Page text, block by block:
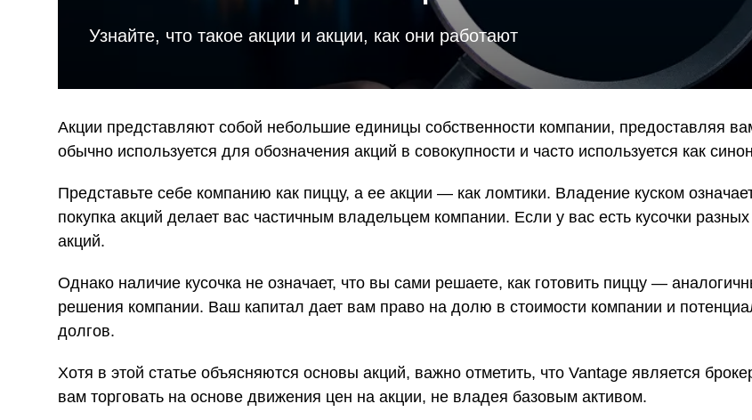
и снятия средств с вашего счета
Торгуйте
Apple, Tesla и
Акции
Торгуйте
Commonwealth
Heineken, LVMH
Акции
AstraZeneca,
TradingView
Торгуйте с умом на ведущей мировой
платформе для построения графиков
Копитрейдинг ПОПУЛЯРНОЕ
Копируйте, торгуйте и зарабатывайте в
Демо торговля
Практикуйтесь в торговле и тестируйте
стратегий с помощью виртуальных
Безопасный внешний сервер для
Оставайтесь в курсе
новостей о продуктах
Узнайте, что такое акции и акции, как они работают
Акции представляют собой небольшие единицы собственности компании, предоставляя
обычно используется для обозначения акций в совокупности и часто используется как
Представьте себе компанию как пиццу, а ее акции — как ломтики. Владение куском
покупка акций делает вас частичным владельцем компании. Если у вас есть кусочки
акций.
Однако наличие кусочка не означает, что вы сами решаете, как готовить пиццу —
решения компании. Ваш капитал дает вам право на долю в стоимости компании и
долгов.
Хотя в этой статье объясняются основы акций, важно отметить, что Vantage является
вам торговать на основе движения цен на акции, не владея базовым активом.